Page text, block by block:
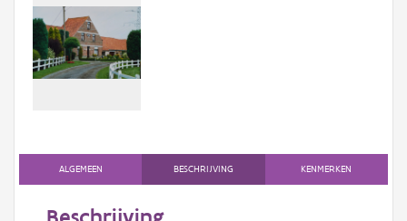
Gebeurtenis
Persoon of collectief
AanmeldenALGEMEEN BESCHRIJVING KENMERKEN